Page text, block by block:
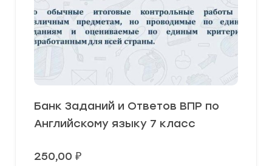
Банк Заданий и Ответов ВПР по
Английскому языку 7 класс
250,00 ₽